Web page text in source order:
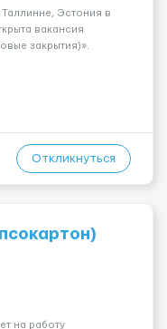
Эстония в
вакансия
закрытия)».
резины ремонт
Откликнуться
на работу